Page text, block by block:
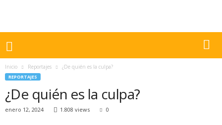
Inicio Reportajes ¿De quién es la culpa?
REPORTAJES
¿De quién es la culpa?
enero 12, 2024 1.808 views 0